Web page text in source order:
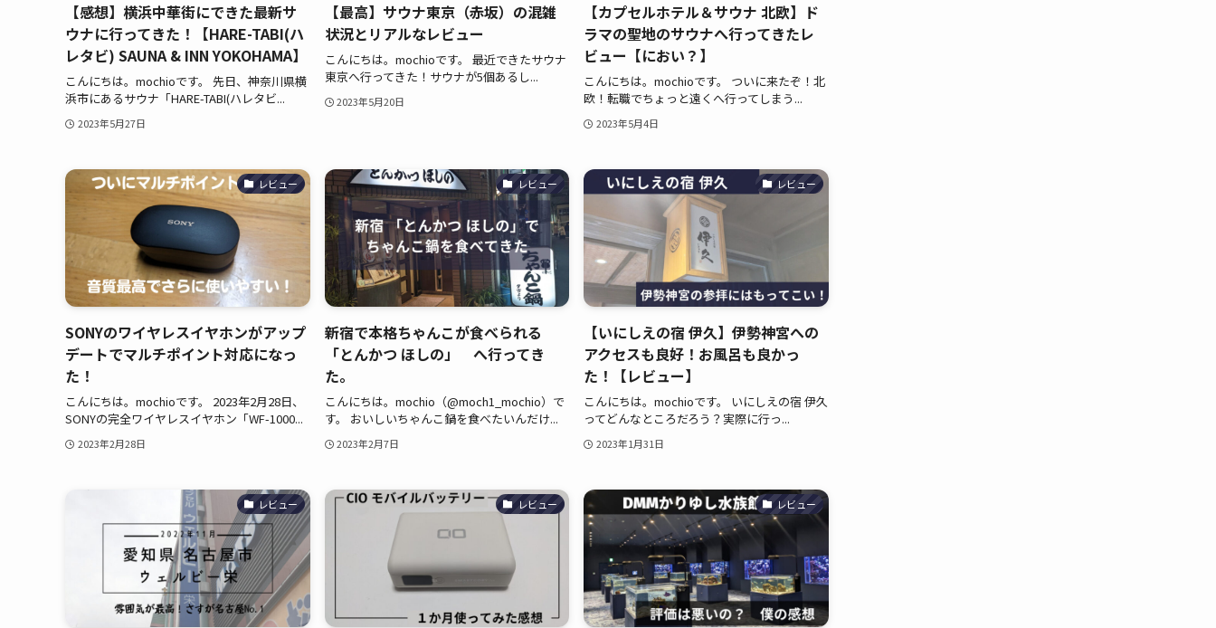
【感想】横浜中華街にできた最新サ
ウナに行ってきた！【HARE-TABI(ハ
レタビ) SAUNA & INN YOKOHAMA】
こんにちは。mochioです。 先日、神奈川県横
浜市にあるサウナ「HARE-TABI(ハレタビ...
2023年5月27日
【最高】サウナ東京（赤坂）の混雑
状況とリアルなレビュー
こんにちは。mochioです。 最近できたサウナ
東京へ行ってきた！サウナが5個あるし...
2023年5月20日
【カプセルホテル＆サウナ 北欧】ド
ラマの聖地のサウナへ行ってきたレ
ビュー【におい？】
こんにちは。mochioです。 ついに来たぞ！北
欧！転職でちょっと遠くへ行ってしまう...
2023年5月4日
レビュー
SONYのワイヤレスイヤホンがアップ
デートでマルチポイント対応になっ
た！
こんにちは。mochioです。 2023年2月28日、
SONYの完全ワイヤレスイヤホン「WF-1000...
2023年2月28日
レビュー
新宿で本格ちゃんこが食べられる
「とんかつ ほしの」 へ行ってき
た。
こんにちは。mochio（@moch1_mochio）で
す。 おいしいちゃんこ鍋を食べたいんだけ...
2023年2月7日
レビュー
【いにしえの宿 伊久】伊勢神宮への
アクセスも良好！お風呂も良かっ
た！【レビュー】
こんにちは。mochioです。 いにしえの宿 伊久
ってどんなところだろう？実際に行っ...
2023年1月31日
レビュー レビュー レビュー